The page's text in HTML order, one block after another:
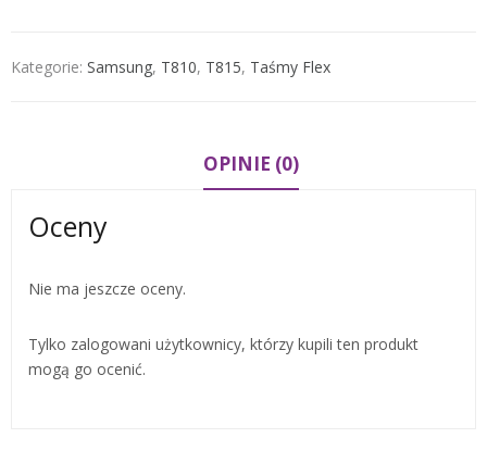
Kategorie: Samsung, T810, T815, Taśmy Flex
OPINIE (0)
Oceny
Nie ma jeszcze oceny.
Tylko zalogowani użytkownicy, którzy kupili ten produkt
mogą go ocenić.